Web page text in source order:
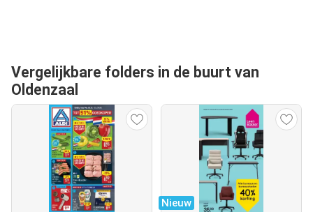
Vergelijkbare folders in de buurt van
Oldenzaal
Nieuw